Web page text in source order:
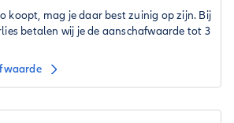
koopt, mag je daar best zuinig op zijn. Bij
betalen wij je de aanschafwaarde tot 3